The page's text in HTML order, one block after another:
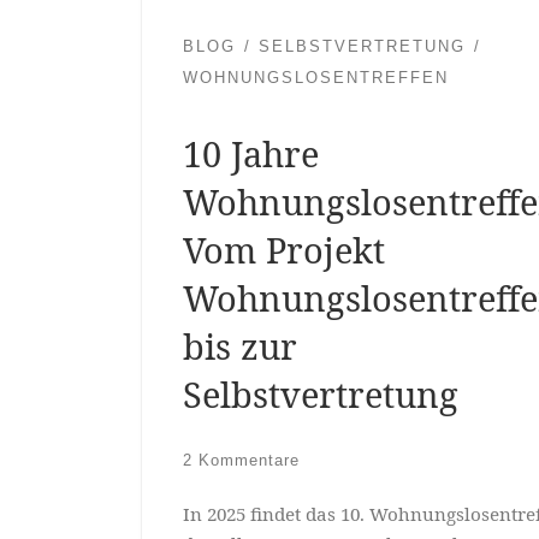
BLOG
SELBSTVERTRETUNG
WOHNUNGSLOSENTREFFEN
10 Jahre
Vom Projekt
bis zur
Selbstvertretung
2 Kommentare
In 2025 findet das 10.